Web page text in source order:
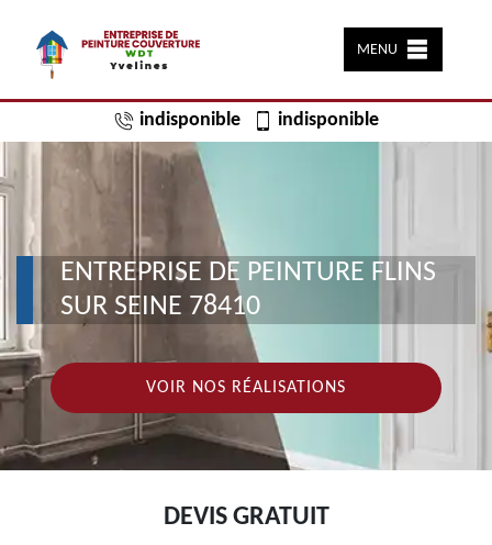
MENU
indisponible indisponible
ENTREPRISE DE PEINTURE FLINS
SUR SEINE 78410
VOIR NOS RÉALISATIONS
DEVIS GRATUIT